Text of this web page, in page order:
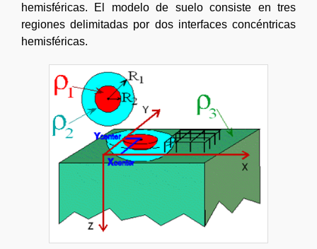
hemisféricas. El modelo de suelo consiste en tres
regiones delimitadas por dos interfaces concéntricas
hemisféricas.